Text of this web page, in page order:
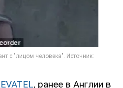
, ранее в Англии в